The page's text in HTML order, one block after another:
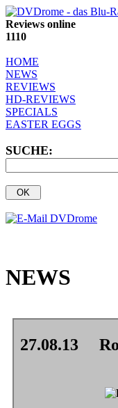
Reviews online
1110
HOME
NEWS
REVIEWS
HD-REVIEWS
SPECIALS
EASTER EGGS
SUCHE:
NEWS
27.08.13